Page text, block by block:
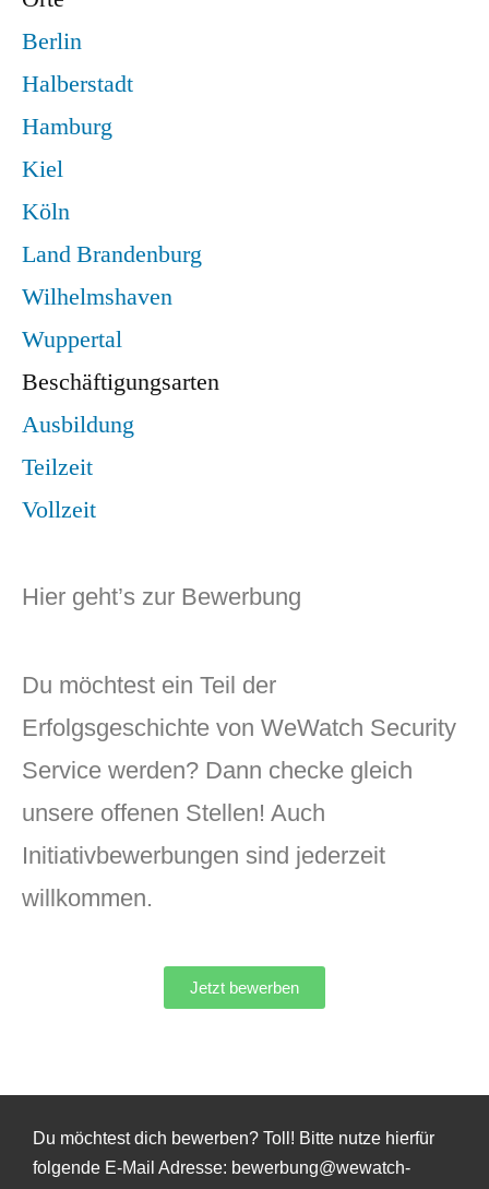
Berlin
Halberstadt
Hamburg
Kiel
Köln
Land Brandenburg
Wilhelmshaven
Wuppertal
Beschäftigungsarten
Ausbildung
Teilzeit
Vollzeit
Hier geht’s zur Bewerbung
Du möchtest ein Teil der
Erfolgsgeschichte von WeWatch Security
Service werden? Dann checke gleich
unsere offenen Stellen! Auch
Initiativbewerbungen sind jederzeit
willkommen.
Jetzt bewerben
Du möchtest dich bewerben? Toll! Bitte nutze hierfür
folgende E-Mail Adresse: bewerbung@wewatch-